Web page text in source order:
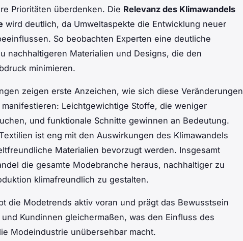
Prioritäten überdenken. Die Relevanz des Klimawandels
wird deutlich, da Umweltaspekte die Entwicklung neuer
So beobachten Experten eine deutliche
nachhaltigeren Materialien und Designs, die den
minimieren.
zeigen erste Anzeichen, wie sich diese Veränderungen
Leichtgewichtige Stoffe, die weniger
und funktionale Schnitte gewinnen an Bedeutung.
ist eng mit den Auswirkungen des Klimawandels
Materialien bevorzugt werden. Insgesamt
die gesamte Modebranche heraus, nachhaltiger zu
klimafreundlich zu gestalten.
die Modetrends aktiv voran und prägt das Bewusstsein
Kundinnen gleichermaßen, was den Einfluss des
Modeindustrie unübersehbar macht.